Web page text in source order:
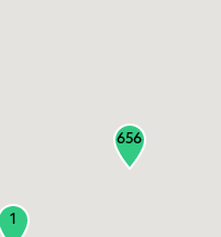
656
1